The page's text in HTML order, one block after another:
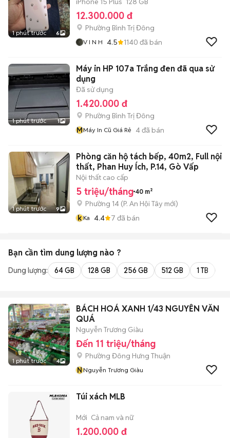
1 phút trước 6
12.300.000 đ
Phường Bình Trị Đông
V I N H 4.5 1140 đã bán
1 phút trước 1
Máy in HP 107a Trắng đen đã qua sử
dụng
Đã sử dụng
1.420.000 đ
Phường Bình Trị Đông
MMáy In Cũ Giá Rẻ 4đã bán
1 phút trước 9
Phòng căn hộ tách bếp, 40m2, Full nội
thất, Phan Huy Ích, P.14, Gò Vấp
Nội thất cao cấp
5 triệu/tháng 40 m²
Phường 14 (P. An Hội Tây mới)
k Ka 4.4 7 đã bán
Bạn cần tìm dung lượng nào ?
Dung lượng: 64 GB 128 GB 256 GB 512 GB 1 TB
1 phút trước 4
BÁCH HOÁ XANH 1/43 NGUYỄN VĂN
QUÁ
Nguyễn Trương Giàu
Đến 11 triệu/tháng
Phường Đông Hưng Thuận
NNguyễn Trương Giàu
Túi xách MLB
Mới Cả nam và nữ
1.200.000 đ